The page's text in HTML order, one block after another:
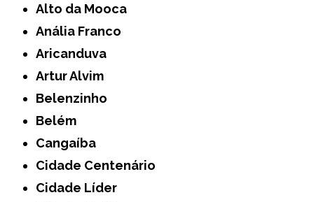
Alto da Mooca
Anália Franco
Aricanduva
Artur Alvim
Belenzinho
Belém
Cangaíba
Cidade Centenário
Cidade Líder